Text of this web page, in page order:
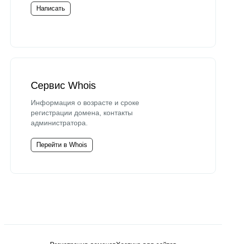
Написать
Сервис Whois
Информация о возрасте и сроке
регистрации домена, контакты
администратора.
Перейти в Whois